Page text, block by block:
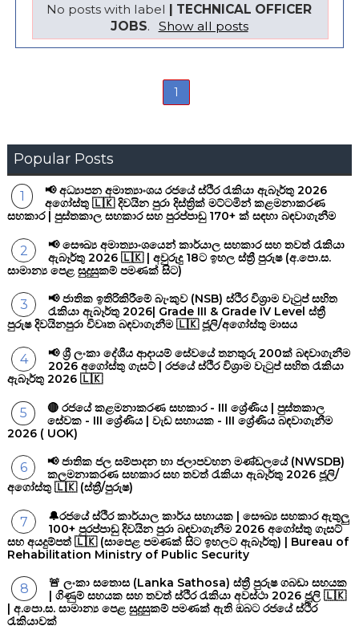
No posts with label | TECHNICAL OFFICER
JOBS. Show all posts
1
Popular Posts
📢 අධ්‍යාපන අමාත්‍යාංශය රජයේ ස්ථිර රැකියා ඇබෑර්තු 2026
අගෝස්තු 🇱🇰 දිවයින පුරා දිස්ත්‍රික් මට්ටමින් කළමනාකරණ
සහකාර | පුස්තකාල සහකාර සහ පුරප්පාඩු 170+ ක් සඳහා බඳවාගැනීම
📢 සෞඛ්‍ය අමාත්‍යාංශයෙන් කාර්යාල සහකාර සහ තවත් රැකියා
ඇබෑර්තු 2026 🇱🇰 | අවුරුදු 18ට ඉහල ස්ත්‍රී පුරුෂ (අ.පො.ස.
සාමාන්‍ය පෙළ සුදුසුකම් පමණක් සිට)
📢 ජාතික ඉතිරිකිරීමේ බැංකුව (NSB) ස්ථිර විශ්‍රාම වැටුප් සහිත
රැකියා ඇබෑර්තු 2026| Grade III & Grade IV Level ස්ත්‍රී
පුරුෂ දිවයිනපුරා විවෘත බඳවාගැනීම 🇱🇰 ජූලි/අගෝස්තු මාසය
📢 ශ්‍රී ලංකා දේශීය ආදායම් සේවයේ තනතුරු 200ක් බඳවාගැනීම
2026 අගෝස්තු ගැසට් | රජයේ ස්ථිර විශ්‍රාම වැටුප් සහිත රැකියා
ඇබෑර්තු 2026 🇱🇰
🔴 රජයේ කළමනාකරණ සහකාර - III ශ්‍රේණිය | පුස්තකාල
සේවක - III ශ්‍රේණිය | වැඩ සහායක - III ශ්‍රේණිය බඳවාගැනීම
2026 ( UOK)
📢 ජාතික ජල සම්පාදන හා ජලාපවහන මණ්ඩලයේ (NWSDB)
කලමනාකරණ සහකාර සහ තවත් රැකියා ඇබෑර්තු 2026 ජූලි/
අගෝස්තු 🇱🇰 (ස්ත්‍රී/පුරුෂ)
🔔රජයේ ස්ථිර කාර්යාල කාර්ය සහායක | සෞඛ්‍ය සහකාර ඇතුලු
100+ පුරප්පාඩු දිවයින පුරා බඳවාගැනීම 2026 අගෝස්තු ගැසට්
සහ අයදුම්පත් 🇱🇰 (සාපෙළ පමණක් සිට ඉහලට ඇබෑර්තු) | Bureau of
Rehabilitation Ministry of Public Security
🚨 ලංකා සතොස (Lanka Sathosa) ස්ත්‍රී පුරුෂ ගබඩා සහයක
| ගිණුම් සහයක සහ තවත් ස්ථිර රැකියා අවස්ථා 2026 ජූලි 🇱🇰
| අ.පො.ස. සාමාන්‍ය පෙළ සුදුසුකම් පමණක් ඇති ඔබට රජයේ ස්ථිර
රැකියාවක්